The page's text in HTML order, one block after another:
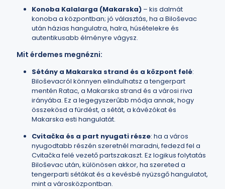
Konoba Kalalarga (Makarska) – kis dalmát
konoba a központban; jó választás, ha a Biloševac
után házias hangulatra, halra, húsételekre és
autentikusabb élményre vágysz.
Mit érdemes megnézni:
Sétány a Makarska strand és a központ felé:
Biloševacról könnyen elindulhatsz a tengerpart
mentén Ratac, a Makarska strand és a városi riva
irányába. Ez a legegyszerűbb módja annak, hogy
összekösd a fürdést, a sétát, a kávézókat és
Makarska esti hangulatát.
Cvitačka és a part nyugati része: ha a város
nyugodtabb részén szeretnél maradni, fedezd fel a
Cvitačka felé vezető partszakaszt. Ez logikus folytatás
Biloševac után, különösen akkor, ha szereted a
tengerparti sétákat és a kevésbé nyüzsgő hangulatot,
mint a városközpontban.